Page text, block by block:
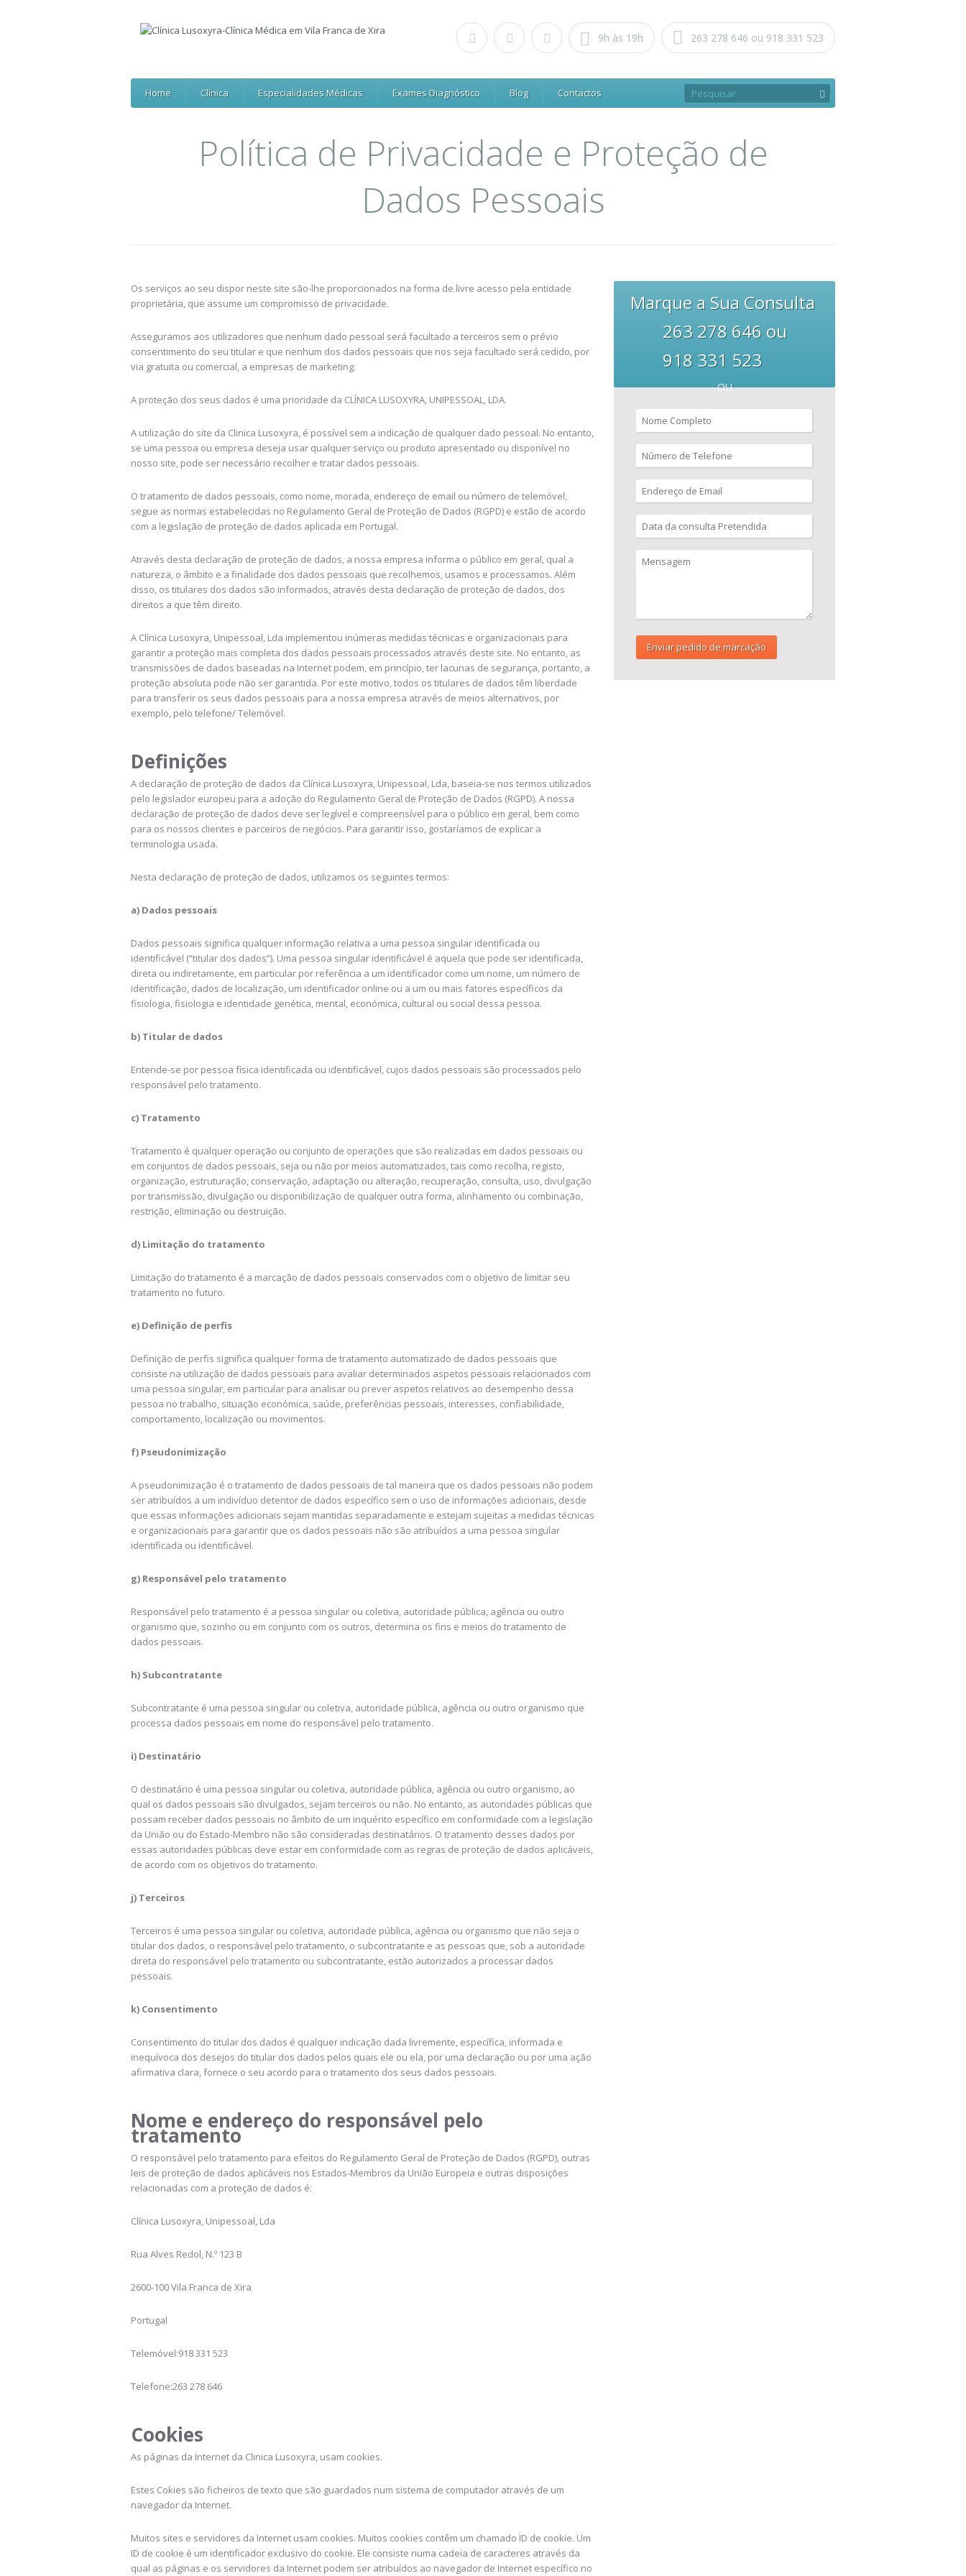
9h às 19h 263 278 646 ou 918 331 523
Home Clínica Especialidades Médicas Exames Diagnóstico Blog Contactos
Política de Privacidade e Proteção de
Dados Pessoais
Os serviços ao seu dispor neste site são-lhe proporcionados na forma de livre acesso pela entidade
proprietária, que assume um compromisso de privacidade.
Asseguramos aos utilizadores que nenhum dado pessoal será facultado a terceiros sem o prévio
consentimento do seu titular e que nenhum dos dados pessoais que nos seja facultado será cedido, por
via gratuita ou comercial, a empresas de marketing.
A proteção dos seus dados é uma prioridade da CLÍNICA LUSOXYRA, UNIPESSOAL, LDA.
A utilização do site da Clinica Lusoxyra, é possível sem a indicação de qualquer dado pessoal. No entanto,
se uma pessoa ou empresa deseja usar qualquer serviço ou produto apresentado ou disponível no
nosso site, pode ser necessário recolher e tratar dados pessoais.
O tratamento de dados pessoais, como nome, morada, endereço de email ou número de telemóvel,
segue as normas estabelecidas no Regulamento Geral de Proteção de Dados (RGPD) e estão de acordo
com a legislação de proteção de dados aplicada em Portugal.
Através desta declaração de proteção de dados, a nossa empresa informa o público em geral, qual a
natureza, o âmbito e a finalidade dos dados pessoais que recolhemos, usamos e processamos. Além
disso, os titulares dos dados são informados, através desta declaração de proteção de dados, dos
direitos a que têm direito.
A Clínica Lusoxyra, Unipessoal, Lda implementou inúmeras medidas técnicas e organizacionais para
garantir a proteção mais completa dos dados pessoais processados através deste site. No entanto, as
transmissões de dados baseadas na Internet podem, em princípio, ter lacunas de segurança, portanto, a
proteção absoluta pode não ser garantida. Por este motivo, todos os titulares de dados têm liberdade
para transferir os seus dados pessoais para a nossa empresa através de meios alternativos, por
exemplo, pelo telefone/ Telemóvel.
Definições
A declaração de proteção de dados da Clínica Lusoxyra, Unipessoal, Lda, baseia-se nos termos utilizados
pelo legislador europeu para a adoção do Regulamento Geral de Proteção de Dados (RGPD). A nossa
declaração de proteção de dados deve ser legível e compreensível para o público em geral, bem como
para os nossos clientes e parceiros de negócios. Para garantir isso, gostaríamos de explicar a
terminologia usada.
Nesta declaração de proteção de dados, utilizamos os seguintes termos:
a) Dados pessoais
Dados pessoais significa qualquer informação relativa a uma pessoa singular identificada ou
identificável (“titular dos dados”). Uma pessoa singular identificável é aquela que pode ser identificada,
direta ou indiretamente, em particular por referência a um identificador como um nome, um número de
identificação, dados de localização, um identificador online ou a um ou mais fatores específicos da
fisiologia, fisiologia e identidade genética, mental, económica, cultural ou social dessa pessoa.
b) Titular de dados
Entende-se por pessoa física identificada ou identificável, cujos dados pessoais são processados pelo
responsável pelo tratamento.
c) Tratamento
Tratamento é qualquer operação ou conjunto de operações que são realizadas em dados pessoais ou
em conjuntos de dados pessoais, seja ou não por meios automatizados, tais como recolha, registo,
organização, estruturação, conservação, adaptação ou alteração, recuperação, consulta, uso, divulgação
por transmissão, divulgação ou disponibilização de qualquer outra forma, alinhamento ou combinação,
restrição, eliminação ou destruição.
d) Limitação do tratamento
Limitação do tratamento é a marcação de dados pessoais conservados com o objetivo de limitar seu
tratamento no futuro.
e) Definição de perfis
Definição de perfis significa qualquer forma de tratamento automatizado de dados pessoais que
consiste na utilização de dados pessoais para avaliar determinados aspetos pessoais relacionados com
uma pessoa singular, em particular para analisar ou prever aspetos relativos ao desempenho dessa
pessoa no trabalho, situação económica, saúde, preferências pessoais, interesses, confiabilidade,
comportamento, localização ou movimentos.
f) Pseudonimização
A pseudonimização é o tratamento de dados pessoais de tal maneira que os dados pessoais não podem
ser atribuídos a um indivíduo detentor de dados específico sem o uso de informações adicionais, desde
que essas informações adicionais sejam mantidas separadamente e estejam sujeitas a medidas técnicas
e organizacionais para garantir que os dados pessoais não são atribuídos a uma pessoa singular
identificada ou identificável.
g) Responsável pelo tratamento
Responsável pelo tratamento é a pessoa singular ou coletiva, autoridade pública, agência ou outro
organismo que, sozinho ou em conjunto com os outros, determina os fins e meios do tratamento de
dados pessoais.
h) Subcontratante
Subcontratante é uma pessoa singular ou coletiva, autoridade pública, agência ou outro organismo que
processa dados pessoais em nome do responsável pelo tratamento.
i) Destinatário
O destinatário é uma pessoa singular ou coletiva, autoridade pública, agência ou outro organismo, ao
qual os dados pessoais são divulgados, sejam terceiros ou não. No entanto, as autoridades públicas que
possam receber dados pessoais no âmbito de um inquérito específico em conformidade com a legislação
da União ou do Estado-Membro não são consideradas destinatários. O tratamento desses dados por
essas autoridades públicas deve estar em conformidade com as regras de proteção de dados aplicáveis,
de acordo com os objetivos do tratamento.
j) Terceiros
Terceiros é uma pessoa singular ou coletiva, autoridade pública, agência ou organismo que não seja o
titular dos dados, o responsável pelo tratamento, o subcontratante e as pessoas que, sob a autoridade
direta do responsável pelo tratamento ou subcontratante, estão autorizados a processar dados
pessoais.
k) Consentimento
Consentimento do titular dos dados é qualquer indicação dada livremente, específica, informada e
inequívoca dos desejos do titular dos dados pelos quais ele ou ela, por uma declaração ou por uma ação
afirmativa clara, fornece o seu acordo para o tratamento dos seus dados pessoais.
Nome e endereço do responsável pelo
tratamento
O responsável pelo tratamento para efeitos do Regulamento Geral de Proteção de Dados (RGPD), outras
leis de proteção de dados aplicáveis nos Estados-Membros da União Europeia e outras disposições
relacionadas com a proteção de dados é:
Clínica Lusoxyra, Unipessoal, Lda
Rua Alves Redol, N.º 123 B
2600-100 Vila Franca de Xira
Portugal
Telemóvel:918 331 523
Telefone:263 278 646
Cookies
As páginas da Internet da Clinica Lusoxyra, usam cookies.
Estes Cokies são ficheiros de texto que são guardados num sistema de computador através de um
navegador da Internet.
Muitos sites e servidores da Internet usam cookies. Muitos cookies contêm um chamado ID de cookie. Um
ID de cookie é um identificador exclusivo do cookie. Ele consiste numa cadeia de caracteres através da
qual as páginas e os servidores da Internet podem ser atribuídos ao navegador de Internet específico no
Marque a Sua Consulta
263 278 646 ou
918 331 523
OU